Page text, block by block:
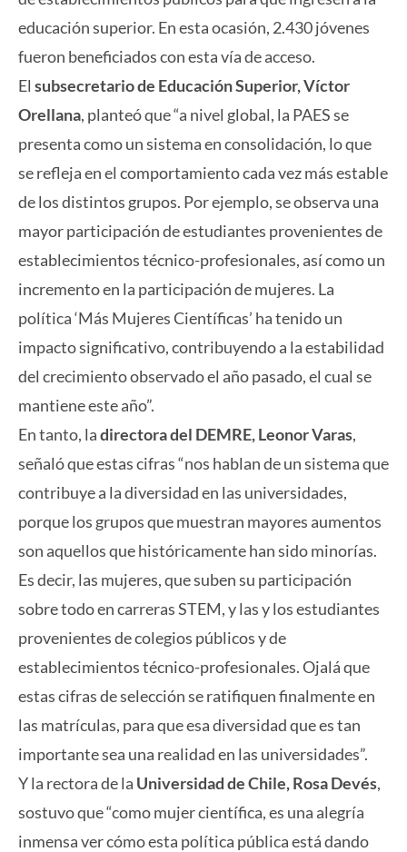
educación superior. En esta ocasión, 2.430 jóvenes
fueron beneficiados con esta vía de acceso.
El subsecretario de Educación Superior, Víctor
Orellana, planteó que “a nivel global, la PAES se
presenta como un sistema en consolidación, lo que
se refleja en el comportamiento cada vez más estable
de los distintos grupos. Por ejemplo, se observa una
mayor participación de estudiantes provenientes de
establecimientos técnico-profesionales, así como un
incremento en la participación de mujeres. La
política ‘Más Mujeres Científicas’ ha tenido un
impacto significativo, contribuyendo a la estabilidad
del crecimiento observado el año pasado, el cual se
mantiene este año”.
En tanto, ladirectora del DEMRE, Leonor Varas,
señaló que estas cifras “nos hablan de un sistema que
contribuye a la diversidad en las universidades,
porque los grupos que muestran mayores aumentos
son aquellos que históricamente han sido minorías.
Es decir, las mujeres, que suben su participación
sobre todo en carreras STEM, y las y los estudiantes
provenientes de colegios públicos y de
establecimientos técnico-profesionales. Ojalá que
estas cifras de selección se ratifiquen finalmente en
las matrículas, para que esa diversidad que es tan
importante sea una realidad en las universidades”.
Y la rectora de la Universidad de Chile, Rosa Devés,
sostuvo que “como mujer científica, es una alegría
inmensa ver cómo esta política pública está dando